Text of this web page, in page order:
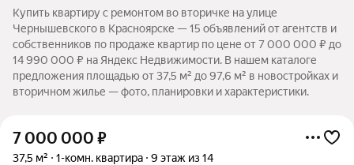
Купить квартиру с ремонтом во вторичке на улице
Чернышевского в Красноярске — 15 объявлений от агентств и
собственников по продаже квартир по цене от 7 000 000 ₽ до
14 990 000 ₽ на Яндекс Недвижимости. В нашем каталоге
предложения площадью от 37,5 м² до 97,6 м² в новостройках и
вторичном жилье — фото, планировки и характеристики.
7 000 000 ₽
37,5 м² 1-комн. квартира 9 этаж из 14